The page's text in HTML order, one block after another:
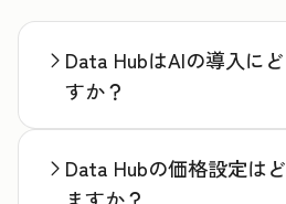
Data HubはAIの導入に
すか？
Data Hubの価格設定は
ますか？